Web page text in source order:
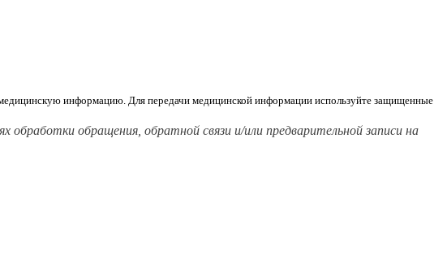
информацию. Для передачи медицинской информации используйте защищенные
обращения, обратной связи и/или предварительной записи на